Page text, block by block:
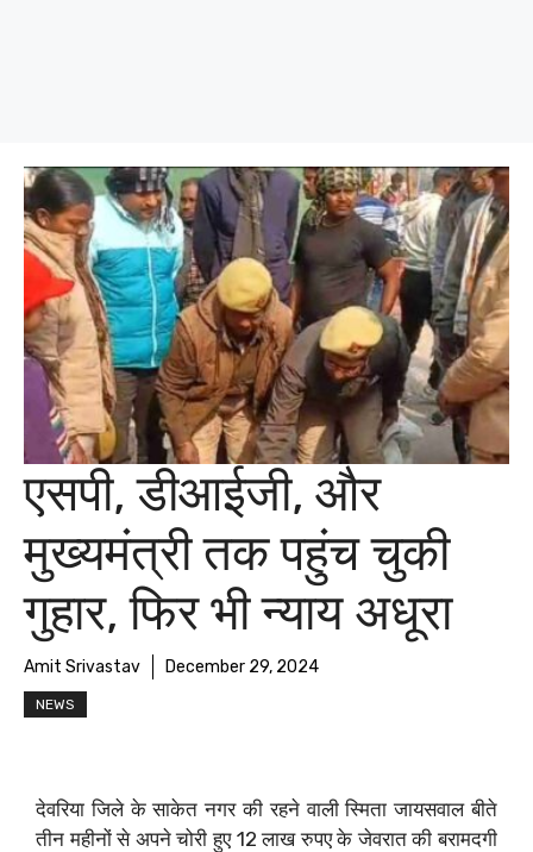
एसपी, डीआईजी, और
मुख्यमंत्री तक पहुंच चुकी
गुहार, फिर भी न्याय अधूरा
Amit Srivastav December 29, 2024
NEWS
देवरिया जिले के साकेत नगर की रहने वाली स्मिता जायसवाल बीते
तीन महीनों से अपने चोरी हुए 12 लाख रुपए के जेवरात की बरामदगी